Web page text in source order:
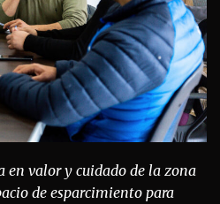
en valor y cuidado de la zona
de esparcimiento para